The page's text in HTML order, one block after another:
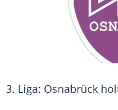
3. Liga: Osnabrück